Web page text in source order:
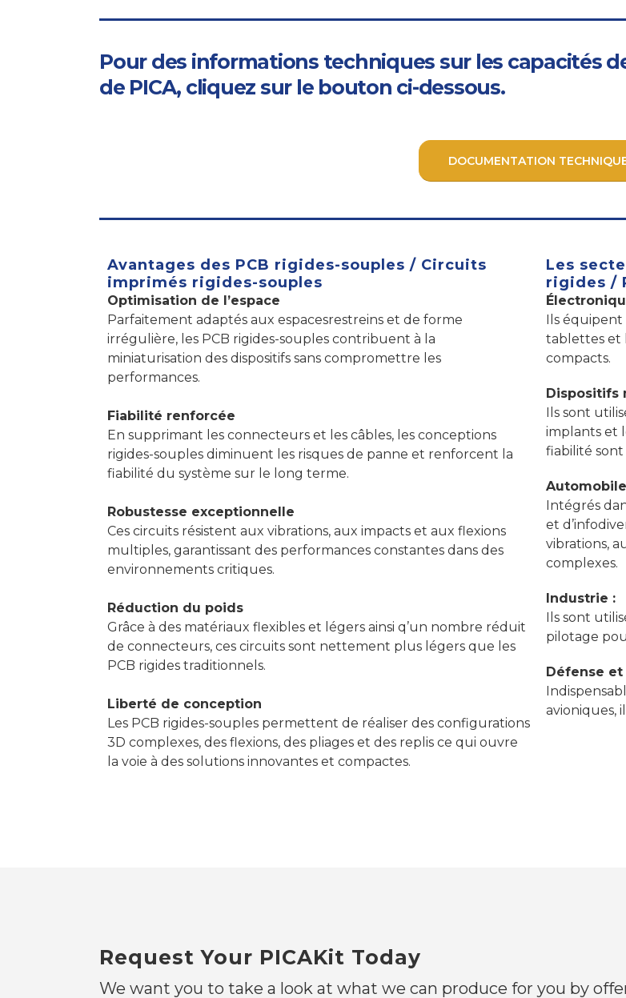
Pour des informations techniques sur les capacités
de PICA, cliquez sur le bouton ci-dessous.
DOCUMENTATION
Avantages des PCB rigides-souples / Circuits
imprimés rigides-souples
Optimisation de l’espace
Parfaitement adaptés aux espacesrestreins et de forme
irrégulière, les PCB rigides-souples contribuent à la
miniaturisation des dispositifs sans compromettre les
performances.
Fiabilité renforcée
En supprimant les connecteurs et les câbles, les conceptions
rigides-souples diminuent les risques de panne et renforcent la
fiabilité du système sur le long terme.
Robustesse exceptionnelle
Ces circuits résistent aux vibrations, aux impacts et aux flexions
multiples, garantissant des performances constantes dans des
environnements critiques.
Réduction du poids
Grâce à des matériaux flexibles et légers ainsi q’un nombre réduit
de connecteurs, ces circuits sont nettement plus légers que les
PCB rigides traditionnels.
Liberté de conception
Les PCB rigides-souples permettent de réaliser des configurations
3D complexes, des flexions, des pliages et des replis ce qui ouvre
la voie à des solutions innovantes et compactes.
Les
rigides /
Ils équipent
tablettes et
compacts.
Dispositifs
Ils sont
implants et
fiabilité sont
Intégrés
et
vibrations,
complexes.
Industrie :
Ils sont
pilotage
Défense
avioniques,
Request Your PICAKit Today
We want you to take a look at what we can produce for you by